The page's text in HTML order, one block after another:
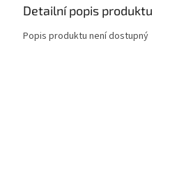
Detailní popis produktu
Popis produktu není dostupný